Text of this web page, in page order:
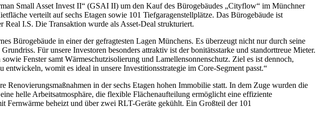
Small Asset Invest II“ (GSAI II) um den Kauf des Bürogebäudes „Cityflow“ im Münchner
verteilt auf sechs Etagen sowie 101 Tiefgaragenstellplätze. Das Bürogebäude ist
Real I.S. Die Transaktion wurde als Asset-Deal strukturiert.
Bürogebäude in einer der gefragtesten Lagen Münchens. Es überzeugt nicht nur durch seine
Für unsere Investoren besonders attraktiv ist der bonitätsstarke und standorttreue Mieter.
Fenster samt Wärmeschutzisolierung und Lamellensonnenschutz. Ziel es ist dennoch,
womit es ideal in unsere Investitionsstrategie im Core-Segment passt.“
in der sechs Etagen hohen Immobilie statt. In dem Zuge wurden die
helle Arbeitsatmosphäre, die flexible Flächenaufteilung ermöglicht eine effiziente
Fernwärme beheizt und über zwei RLT-Geräte gekühlt. Ein Großteil der 101